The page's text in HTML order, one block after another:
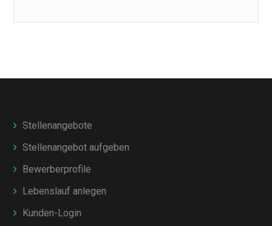
Stellenangebote
Stellenangebot aufgeben
Bewerberprofile
Lebenslauf anlegen
Kunden-Login